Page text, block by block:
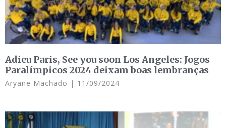
Adieu Paris, See you soon Los Angeles: Jogos
Paralímpicos 2024 deixam boas lembranças
Aryane Machado 11/09/2024